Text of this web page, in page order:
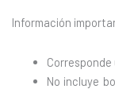
Información
No incluye